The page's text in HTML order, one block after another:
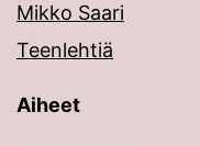
Mikko Saari
Teenlehtiä
Aiheet